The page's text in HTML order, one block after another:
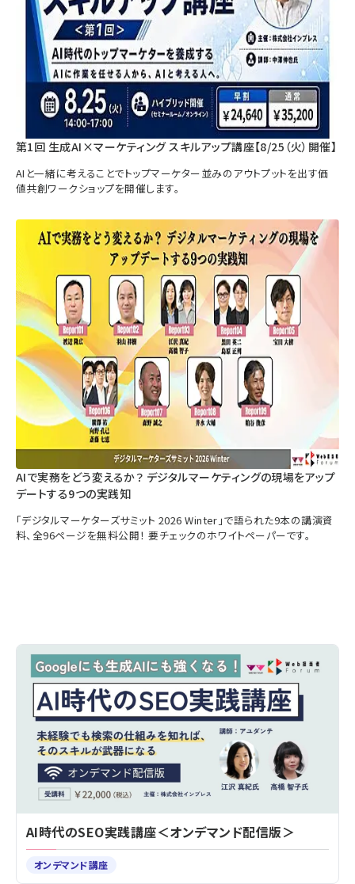
第1回 生成AI×マーケティング スキルアップ講座【8/25（火）開催】
AIと一緒に考えることでトップマーケター並みのアウトプットを出す価
値共創ワークショップを開催します。
AIで実務をどう変えるか？ デジタルマーケティングの現場をアップ
デートする9つの実践知
「デジタルマーケターズサミット 2026 Winter」で語られた9本の講演資
料、全96ページを無料公開！ 要チェックのホワイトペーパーです。
AI時代のSEO実践講座＜オンデマンド配信版＞
オンデマンド講座